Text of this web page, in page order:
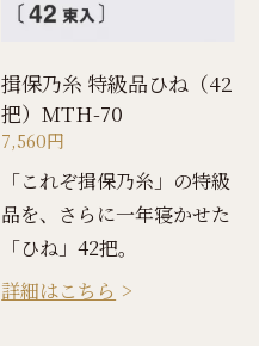
揖保乃糸 特級品ひね（42
把）MTH-70
7,560円
「これぞ揖保乃糸」の特級
品を、さらに一年寝かせた
「ひね」42把。
詳細はこちら